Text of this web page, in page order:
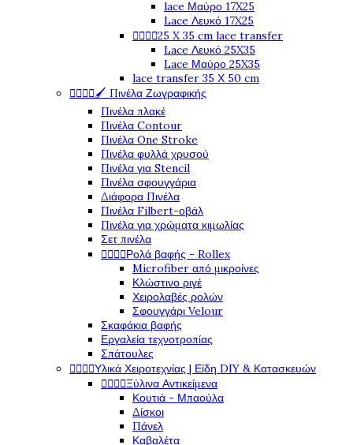
lace Μαύρο 17X25
Lace Λευκό 17X25
25 X 35 cm lace transfer
Lace Λευκό 25X35
Lace Μαύρο 25X35
lace transfer 35 Χ 50 cm
🖌️ Πινέλα Ζωγραφικής
Πινέλα πλακέ
Πινέλα Contour
Πινέλα One Stroke
Πινέλα φυλλά χρυσού
Πινέλα για Stencil
Πινέλα σφουγγάρια
Διάφορα Πινέλα
Πινέλα Filbert-οβάλ
Πινέλα για χρώματα κιμωλίας
Σετ πινέλα
Ρολά βαφής - Rollex
Microfiber από μικροίνες
Κλώστινο ριγέ
Χειρολαβές ρολών
Σφουγγάρι Velour
Σκαφάκια βαφής
Εργαλεία τεχνοτροπίας
Σπάτουλες
Υλικά Χειροτεχνίας | Είδη DIY & Κατασκευών
Ξύλινα Αντικείμενα
Κουτιά - Μπαούλα
Δίσκοι
Πάνελ
Καβαλέτα